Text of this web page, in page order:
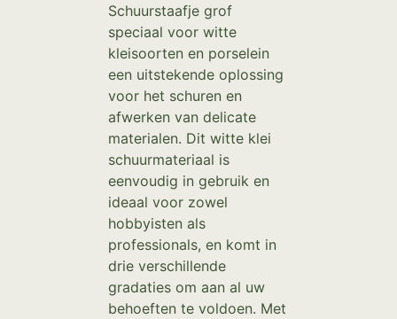
Schuurstaafje grof
speciaal voor witte
kleisoorten en porselein
een uitstekende oplossing
voor het schuren en
afwerken van delicate
materialen. Dit witte klei
schuurmateriaal is
eenvoudig in gebruik en
ideaal voor zowel
hobbyisten als
professionals, en komt in
drie verschillende
gradaties om aan al uw
behoeften te voldoen. Met